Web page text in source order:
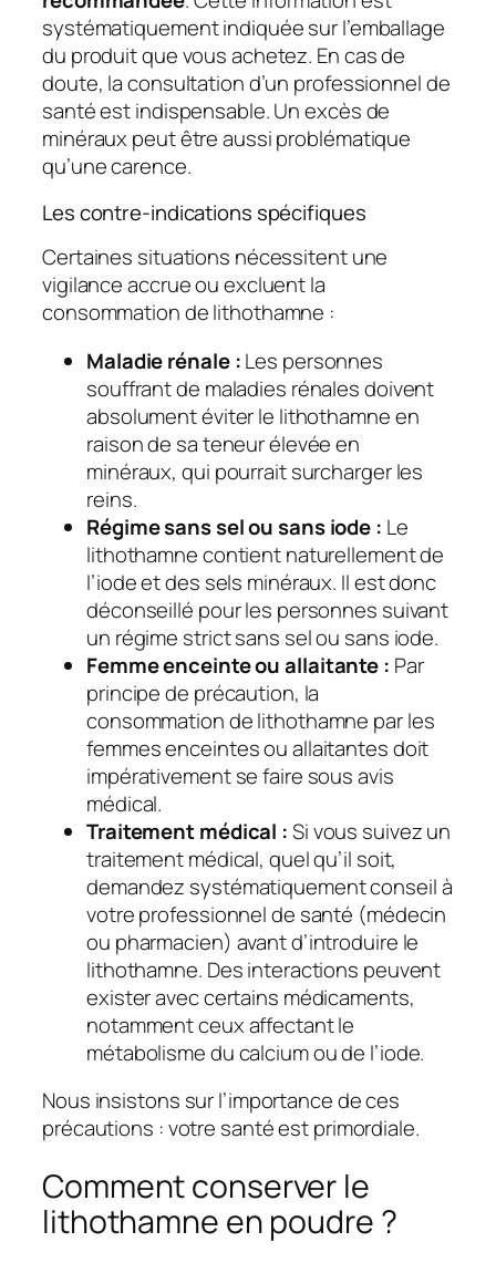
systématiquement indiquée sur l’emballage
du produit que vous achetez. En cas de
doute, la consultation d’un professionnel de
santé est indispensable. Un excès de
minéraux peut être aussi problématique
qu’une carence.
Les contre-indications spécifiques
Certaines situations nécessitent une
vigilance accrue ou excluent la
consommation de lithothamne :
Maladie rénale :Les personnes
souffrant de maladies rénales doivent
absolument éviter le lithothamne en
raison de sa teneur élevée en
minéraux, qui pourrait surcharger les
reins.
Régime sans sel ou sans iode : Le
lithothamne contient naturellement de
l’iode et des sels minéraux. Il est donc
déconseillé pour les personnes suivant
un régime strict sans sel ou sans iode.
Femme enceinte ou allaitante : Par
principe de précaution, la
consommation de lithothamne par les
femmes enceintes ou allaitantes doit
impérativement se faire sous avis
médical.
Traitement médical :Si vous suivez un
traitement médical, quel qu’il soit,
demandez systématiquement conseil à
votre professionnel de santé (médecin
ou pharmacien) avant d’introduire le
lithothamne. Des interactions peuvent
exister avec certains médicaments,
notamment ceux affectant le
métabolisme du calcium ou de l’iode.
Nous insistons sur l’importance de ces
précautions : votre santé est primordiale.
Comment conserver le
lithothamne en poudre ?